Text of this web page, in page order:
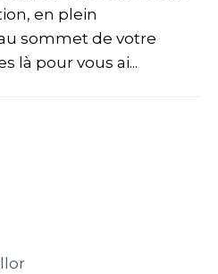
en plein
sommet de votre
là pour vous ai...